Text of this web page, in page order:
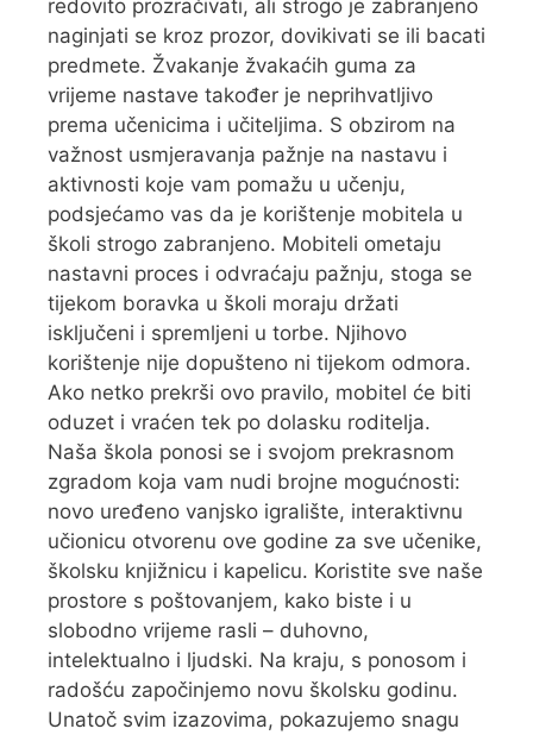
redovito prozračivati, ali strogo je zabranjeno
naginjati se kroz prozor, dovikivati se ili bacati
predmete. Žvakanje žvakaćih guma za
vrijeme nastave također je neprihvatljivo
prema učenicima i učiteljima. S obzirom na
važnost usmjeravanja pažnje na nastavu i
aktivnosti koje vam pomažu u učenju,
podsjećamo vas da je korištenje mobitela u
školi strogo zabranjeno. Mobiteli ometaju
nastavni proces i odvraćaju pažnju, stoga se
tijekom boravka u školi moraju držati
isključeni i spremljeni u torbe. Njihovo
korištenje nije dopušteno ni tijekom odmora.
Ako netko prekrši ovo pravilo, mobitel će biti
oduzet i vraćen tek po dolasku roditelja.
Naša škola ponosi se i svojom prekrasnom
zgradom koja vam nudi brojne mogućnosti:
novo uređeno vanjsko igralište, interaktivnu
učionicu otvorenu ove godine za sve učenike,
školsku knjižnicu i kapelicu. Koristite sve naše
prostore s poštovanjem, kako biste i u
slobodno vrijeme rasli – duhovno,
intelektualno i ljudski. Na kraju, s ponosom i
radošću započinjemo novu školsku godinu.
Unatoč svim izazovima, pokazujemo snagu